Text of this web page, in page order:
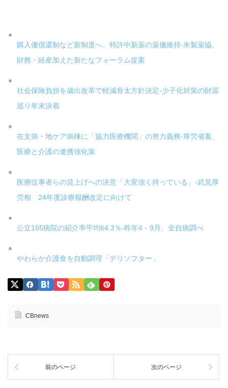
購入価償還制など新制度へ、特許中新薬の薬価維持-米製薬協、
財務・経産加えた新たなフォーラム提案
社会保険負担を歳出改革で軽減骨太方針決定-少子化対策の財源
巡り年末決着
在支病・地ケア病棟に「協力医療機関」の努力義務-厚労省案、
医療と介護の連携強化策
医療従事者らの賃上げへの決意「大変強く持っている」-武見厚
労相 24年度診療報酬改定に向けて
公立165病院の紹介率平均64.3％-昨年4－9月、全自病調べ
やわらか介護食を自動調理「デリソフター」
CBnews
前のページ 次のページ